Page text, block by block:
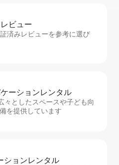
ビ⁠ュ⁠ー
済みレビューを参考に選び
ー⁠シ⁠ョ⁠ンレ⁠ン⁠タ⁠ル
々としたスペースや子ども向
を提供しています
シ⁠ョ⁠ンレ⁠ン⁠タ⁠ル